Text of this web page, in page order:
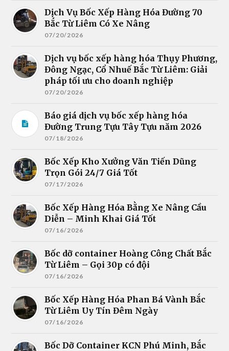
Dịch Vụ Bốc Xếp Hàng Hóa Đường 70
Bắc Từ Liêm Có Xe Nâng
07/20/2026
Dịch vụ bốc xếp hàng hóa Thụy Phương,
Đông Ngạc, Cổ Nhuế Bắc Từ Liêm: Giải
pháp tối ưu cho doanh nghiệp
07/20/2026
Báo giá dịch vụ bốc xếp hàng hóa
Đường Trung Tựu Tây Tựu năm 2026
07/18/2026
Bốc Xếp Kho Xưởng Văn Tiến Dũng
Trọn Gói 24/7 Giá Tốt
07/17/2026
Bốc Xếp Hàng Hóa Bằng Xe Nâng Cầu
Diễn – Minh Khai Giá Tốt
07/16/2026
Bốc dỡ container Hoàng Công Chất Bắc
Từ Liêm – Gọi 30p có đội
07/16/2026
Bốc Xếp Hàng Hóa Phan Bá Vành Bắc
Từ Liêm Uy Tín Đêm Ngày
07/16/2026
Bốc Dỡ Container KCN Phú Minh, Bắc